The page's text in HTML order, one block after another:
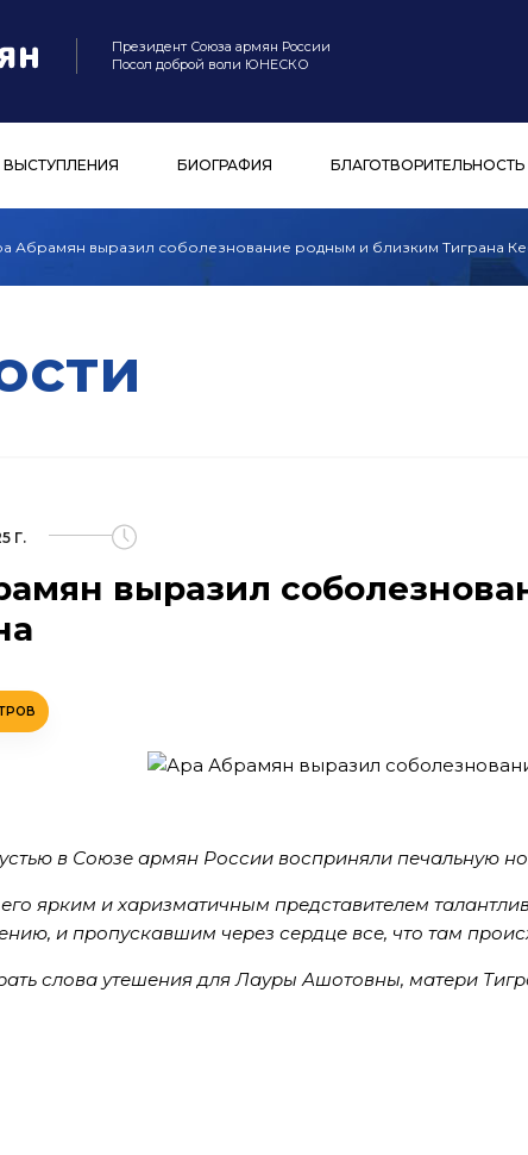
Президент Союза армян России
Посол доброй воли ЮНЕСКО
ВЫСТУПЛЕНИЯ БИОГРАФИЯ БЛАГОТВОРИТЕЛЬНОСТЬ
Абрамян выразил соболезнование родным и близким Тиграна
Г.
выразил
в Союзе армян России восприняли печальную
ярким и харизматичным представителем
и пропускавшим через сердце все, что там
слова утешения для Лауры Ашотовны, матери